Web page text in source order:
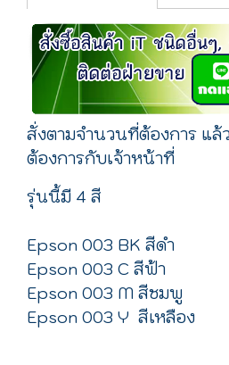
สั่งตามจำนวนที่ต้องการ แล้
ต้องการกับเจ้าหน้าที่
รุ่นนี้มี 4 สี
Epson 003 BK สีดำ
Epson 003 C สีฟ้า
Epson 003 M สีชมพู
Epson 003 Y สีเหลือง